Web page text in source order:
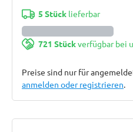
5 Stücklieferbar
721 Stückverfügbar bei
Preise sind nur für
anmelden oder registrieren.